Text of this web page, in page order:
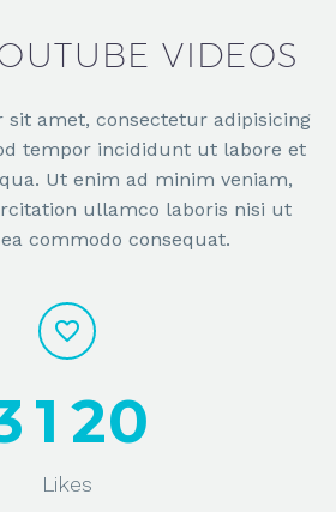
VIDEOS
amet, consectetur adipisicing
tempor incididunt ut labore et
Ut enim ad minim veniam,
ullamco laboris nisi ut
commodo consequat.
1 20
Likes